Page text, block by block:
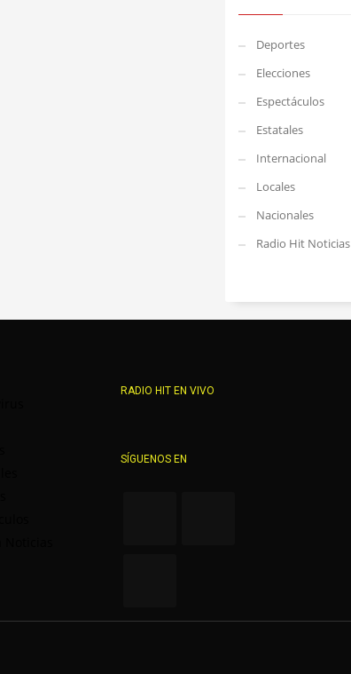
Deportes
Elecciones
Espectáculos
Estatales
Internacional
Locales
Nacionales
Radio Hit Noticias
RADIO HIT EN VIVO
SÍGUENOS EN